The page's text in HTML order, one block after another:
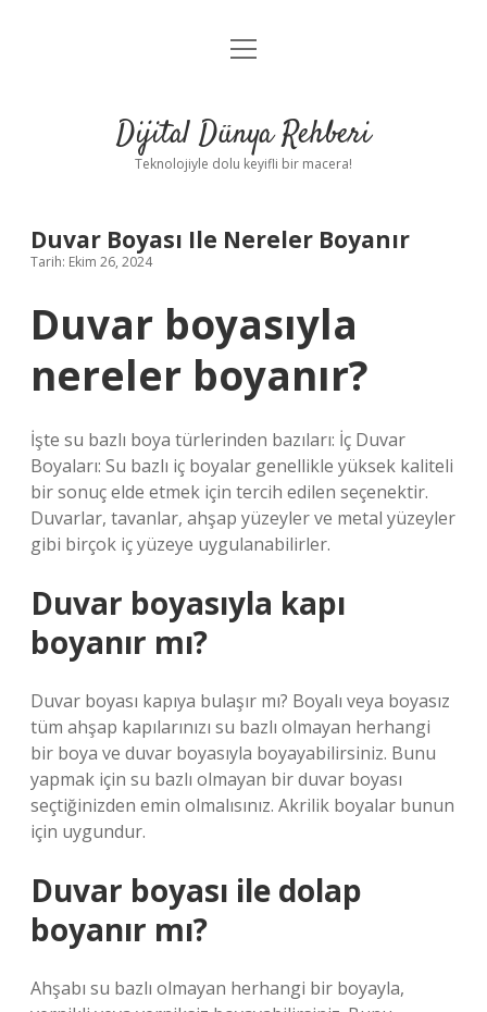
Anasayfa
Yasal Uyarı
menüyü
Dijital Dünya Rehberi
Teknolojiyle dolu keyifli bir macera!
Duvar Boyası Ile Nereler Boyanır
Tarih: Ekim 26, 2024
Duvar boyasıyla
nereler boyanır?
İşte su bazlı boya türlerinden bazıları: İç Duvar
Boyaları: Su bazlı iç boyalar genellikle yüksek kaliteli
bir sonuç elde etmek için tercih edilen seçenektir.
Duvarlar, tavanlar, ahşap yüzeyler ve metal yüzeyler
gibi birçok iç yüzeye uygulanabilirler.
Duvar boyasıyla kapı
boyanır mı?
Duvar boyası kapıya bulaşır mı? Boyalı veya boyasız
tüm ahşap kapılarınızı su bazlı olmayan herhangi
bir boya ve duvar boyasıyla boyayabilirsiniz. Bunu
yapmak için su bazlı olmayan bir duvar boyası
seçtiğinizden emin olmalısınız. Akrilik boyalar bunun
için uygundur.
Duvar boyası ile dolap
boyanır mı?
Ahşabı su bazlı olmayan herhangi bir boyayla,